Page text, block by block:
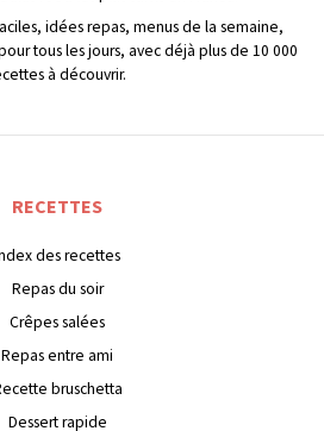
idées repas, menus de la semaine,
tous les jours, avec déjà plus de 10 000
à découvrir.
RECETTES
des recettes
Repas du soir
Crêpes salées
Repas entre ami
bruschetta
Dessert rapide